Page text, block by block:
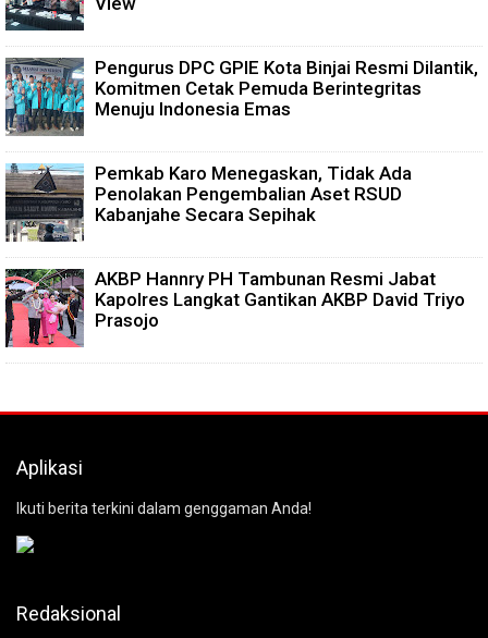
Pengurus DPC GPIE Kota Binjai Resmi Dilantik,
Komitmen Cetak Pemuda Berintegritas
Menuju Indonesia Emas
Pemkab Karo Menegaskan, Tidak Ada
Penolakan Pengembalian Aset RSUD
Kabanjahe Secara Sepihak
AKBP Hannry PH Tambunan Resmi Jabat
Kapolres Langkat Gantikan AKBP David Triyo
Prasojo
Aplikasi
Ikuti berita terkini dalam genggaman Anda!
Redaksional